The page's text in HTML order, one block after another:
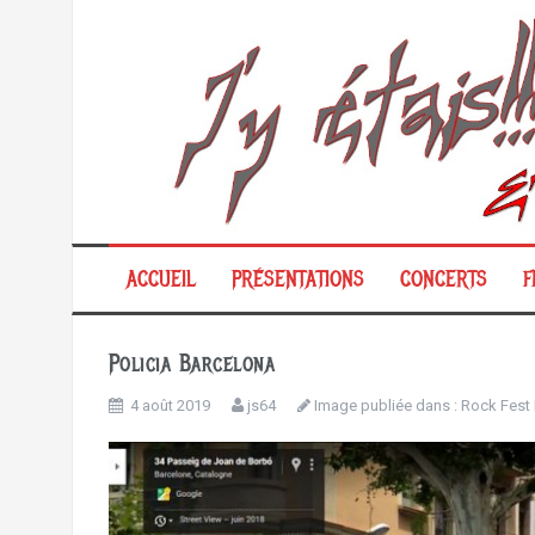
ACCUEIL PRÉSENTATIONS CONCERTS
Policia Barcelona
4 août 2019 js64 Image publiée dans : Rock Fest